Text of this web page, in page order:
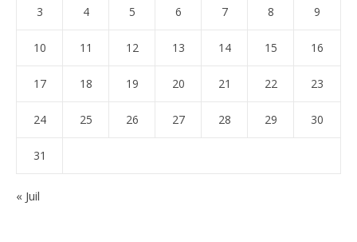
3 4 5 6 7 8 9
10 11 12 13 14 15 16
17 18 19 20 21 22 23
24 25 26 27 28 29 30
31
« Juil